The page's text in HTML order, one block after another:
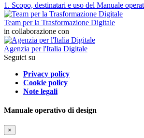
1. Scopo, destinatari e uso del Manuale
Team per la Trasformazione Digitale
in collaborazione con
Agenzia per l'Italia Digitale
Seguici su
Privacy policy
Cookie policy
Note legali
Manuale operativo di design
×